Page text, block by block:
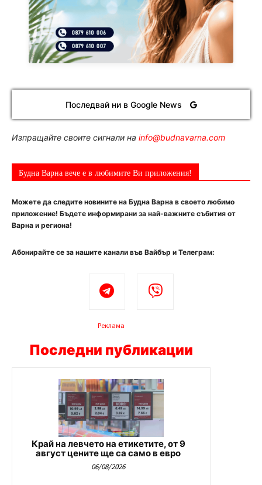
Последвай ни в Google News
Изпращайте своите сигнали на info@budnavarna.com
Будна Варна вече е в любимите Ви приложения!
Можете да следите новините на Будна Варна в своето любимо
приложение! Бъдете информирани за най-важните събития от
Варна и региона!
Абонирайте се за нашите канали във Вайбър и Телеграм:
Реклама
Последни публикации
Край на левчето на етикетите, от 9
август цените ще са само в евро
06/08/2026